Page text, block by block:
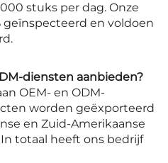
stuks per dag. Onze
en voldoen
diensten aanbieden?
OEM- en ODM-
worden geëxporteerd
en Zuid-Amerikaanse
totaal heeft ons bedrijf